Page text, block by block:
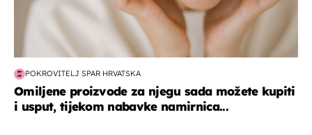
POKROVITELJ SPAR HRVATSKA
Omiljene proizvode za njegu sada možete kupiti
i usput, tijekom nabavke namirnica...